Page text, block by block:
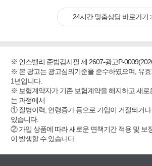
24시간 맞춤상담 바로가기
※ 인스밸리 준법감시필 제 2607-광고P-
※ 본 광고는 광고심의기준을 준수하였으며, 유
1년입니다.
※ 보험계약자가 기존 보험계약을 해지하고 새로
는 과정에서
① 질병이력, 연령증가 등으로 가입이 거절되거
있습니다.
② 가입 상품에 따라 새로운 면책기간 적용 및 보
이 발생할 수 있습니다.